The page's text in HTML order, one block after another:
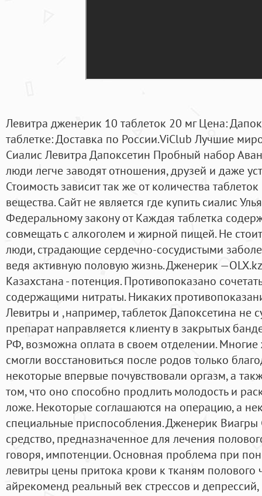
Левитра дженерик 10 таблеток 20 мг Цена:
таблетке: Доставка по России.ViClub Лучшие
Сиалис Левитра Дапоксетин Пробный набор
люди легче заводят отношения, друзей и даже
Стоимость зависит так же от количества
вещества. Сайт не является где купить сиалис
Федеральному закону от Каждая таблетка
совмещать с алкоголем и жирной пищей. Не
люди, страдающие сердечно-сосудистыми
ведя активную половую жизнь. Дженерик
Казахстана - потенция. Противопоказано
содержащими нитраты. Никаких
Левитры и ,например, таблеток Дапоксетина не
препарат направляется клиенту в закрытых
РФ, возможна оплата в своем отделении.
смогли восстановиться после родов только
некоторые впервые почувствовали оргазм, а
том, что оно способно продлить молодость и
ложе. Некоторые соглашаются на операцию, а
специальные приспособления. Дженерик
средство, предназначенное для лечения
говоря, импотенции. Основная проблема при
левитры цены притока крови к тканям полового
айрекоменд реальный век стрессов и